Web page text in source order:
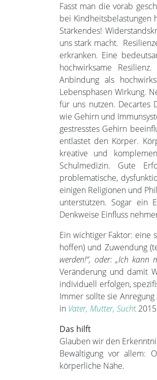
Fasst man die vorab
bei Kindheitsbelastungen
Stärkendes!
uns stark macht.
erkranken. Eine
hochwirksame
Anbindung als
Lebensphasen Wirkung.
für uns nutzen. Decartes
wie Gehirn und
gestresstes Gehirn
entlastet den Körper.
kreative und
Schulmedizin. Gute
problematische,
einigen Religionen und
unterstützen. Sogar ein
Denkweise Einfluss
Ein wichtiger Faktor: eine
hoffen) und Zuwendung
werden!“, oder: „Ich kann
Veränderung und damit
individuell erfolgen,
Immer sollte sie
in Vater, Mutter, Sucht
Das hilft
Glauben wir den
Bewältigung vor allem:
körperliche Nähe.